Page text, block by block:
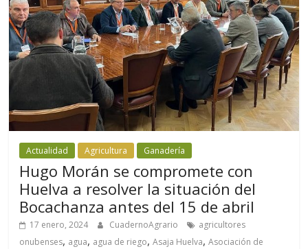
Actualidad Agricultura Ganadería
Hugo Morán se compromete con
Huelva a resolver la situación del
Bocachanza antes del 15 de abril
17 enero, 2024 CuadernoAgrario
agricultores
onubenses, agua, agua de riego,Asaja Huelva,Asociación de